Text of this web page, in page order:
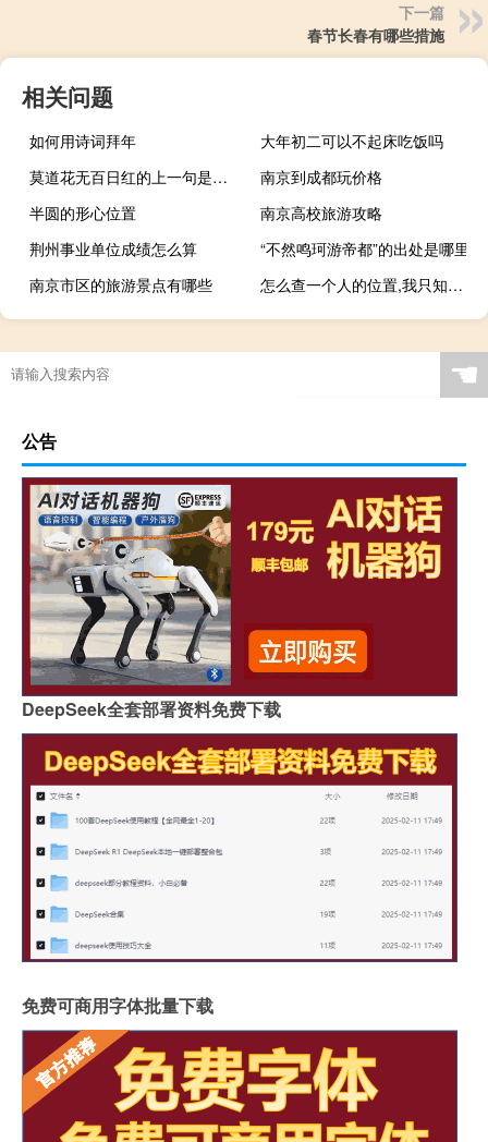
下一篇
春节长春有哪些措施
相关问题
如何用诗词拜年
大年初二可以不起床吃饭吗
莫道花无百日红的上一句是什么
南京到成都玩价格
半圆的形心位置
南京高校旅游攻略
荆州事业单位成绩怎么算
“不然鸣珂游帝都”的出处是哪里
南京市区的旅游景点有哪些
怎么查一个人的位置,我只知道他的手机号码,他手机关机了的 手机号怎么查到对方位置
☚
公告
DeepSeek全套部署资料免费下载
免费可商用字体批量下载